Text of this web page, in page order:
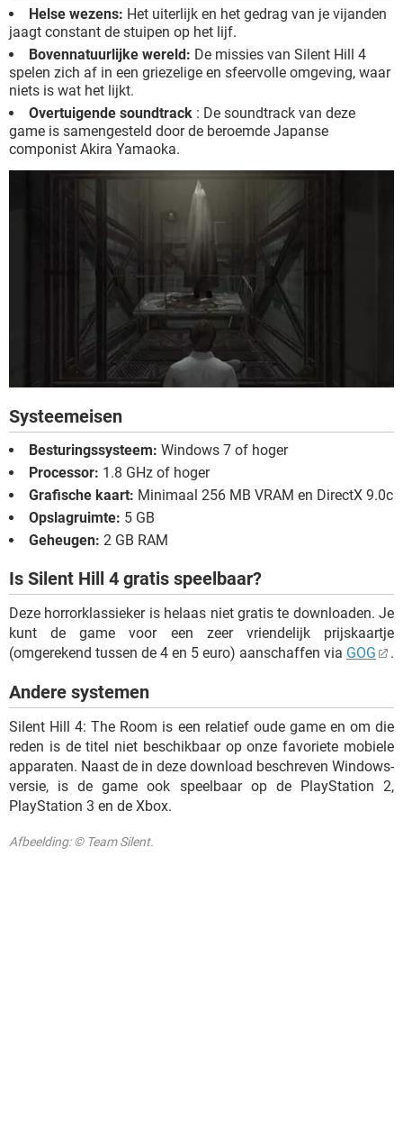
Helse wezens: Het uiterlijk en het gedrag van je vijanden
jaagt constant de stuipen op het lijf.
Bovennatuurlijke wereld: De missies van Silent Hill 4
spelen zich af in een griezelige en sfeervolle omgeving, waar
niets is wat het lijkt.
Overtuigende soundtrack : De soundtrack van deze
game is samengesteld door de beroemde Japanse
componist Akira Yamaoka.
Systeemeisen
Besturingssysteem: Windows 7 of hoger
Processor: 1.8 GHz of hoger
Grafische kaart: Minimaal 256 MB VRAM en DirectX 9.0c
Opslagruimte: 5 GB
Geheugen: 2 GB RAM
Is Silent Hill 4 gratis speelbaar?
Deze horrorklassieker is helaas niet gratis te downloaden. Je
kunt de game voor een zeer vriendelijk prijskaartje
(omgerekend tussen de 4 en 5 euro) aanschaffen via GOG .
Andere systemen
Silent Hill 4: The Room is een relatief oude game en om die
reden is de titel niet beschikbaar op onze favoriete mobiele
apparaten. Naast de in deze download beschreven Windows-
versie, is de game ook speelbaar op de PlayStation 2,
PlayStation 3 en de Xbox.
Afbeelding: © Team Silent.